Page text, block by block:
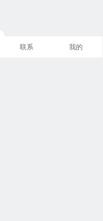
联系 我的